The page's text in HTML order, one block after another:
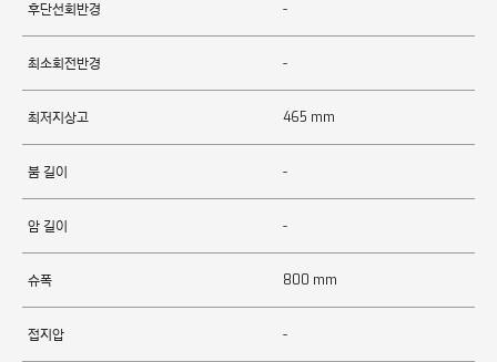
후단선회반경 -
최소회전반경 -
최저지상고 465 mm
붐 길이 -
암 길이 -
슈폭 800 mm
접지압 -